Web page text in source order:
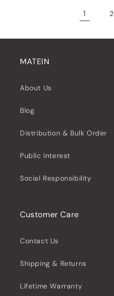
1 2
MATEIN
About Us
Blog
Distribution & Bulk Order
Public Interest
Social Responsibility
Customer Care
Contact Us
Shipping & Returns
Lifetime Warranty